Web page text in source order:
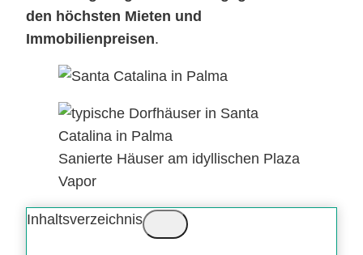
den höchsten Mieten und
Immobilienpreisen.
Sanierte Häuser am idyllischen Plaza
Vapor
Inhaltsverzeichnis